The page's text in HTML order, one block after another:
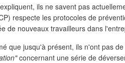
ils ne savent pas
respecte les protocoles de
de nouveaux travailleurs dans
que jusqu'à présent, ils n'ont pas de
concernant une série de